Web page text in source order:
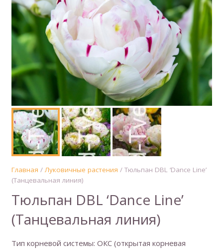
Мой аккаунт
Регистрация
Главная /Луковичные растения / Тюльпан DBL ‘Dance Line’
(Танцевальная линия)
Тюльпан DBL ‘Dance Line’
(Танцевальная линия)
Тип корневой системы: ОКС (открытая корневая